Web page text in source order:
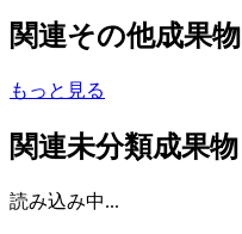
関連その他成果物
もっと見る
関連未分類成果物
読み込み中...